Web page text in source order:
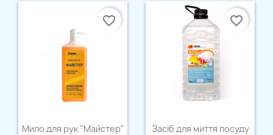
 Швидкий перегляд
Мило для рук "Майстер"
favorite_border
 Швидкий перегляд
Засіб для миття посуду
favorite_border